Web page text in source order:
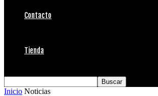
Contacto
Tienda
Inicio Noticias